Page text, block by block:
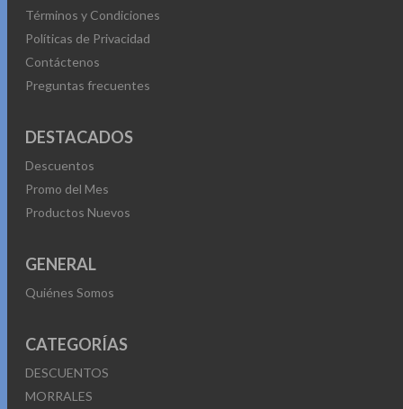
Términos y Condiciones
Políticas de Privacidad
Contáctenos
Preguntas frecuentes
DESTACADOS
Descuentos
Promo del Mes
Productos Nuevos
GENERAL
Quiénes Somos
CATEGORÍAS
DESCUENTOS
MORRALES